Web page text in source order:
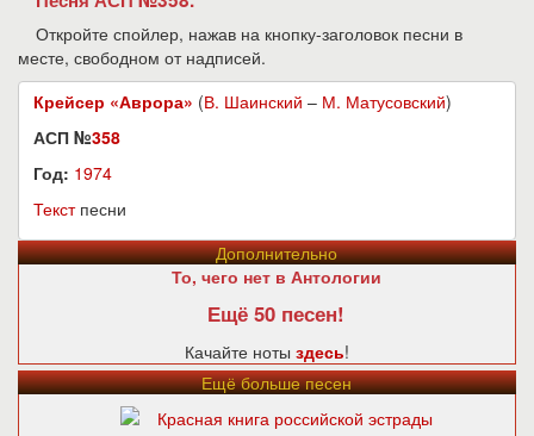
Откройте спойлер, нажав на кнопку-заголовок песни в
месте, свободном от надписей.
Крейсер «Аврора» (В. Шаинский – М. Матусовский)
АСП №358
Год: 1974
Текстпесни
Дополнительно
То, чего нет в Антологии
Ещё 50 песен!
Качайте ноты здесь!
Ещё больше песен